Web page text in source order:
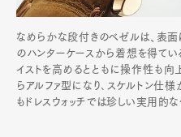
なめらかな段付きのベゼルは、表
のハンターケースから着想を得てい
イストを高めるとともに操作性も
らアルファ型になり､スケルトン仕
もドレスウォッチでは珍しい実用的